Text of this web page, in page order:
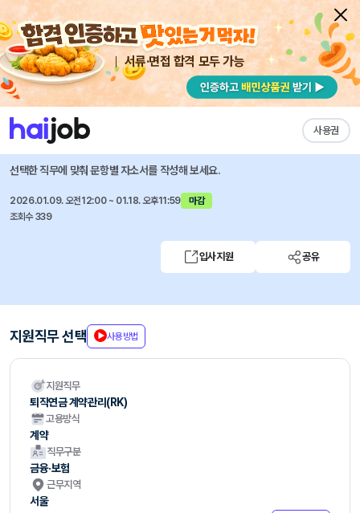
서류·면접 합격 모두 가능
사용권
채용공고 자소서 자유항목 자소서 내 작성목록
IM증권 즐겨찾기
iM증권 각 부문별 신입, 경력직 채용
선택한 직무에 맞춰 문항별 자소서를 작성해 보세요.
2026.01.09. 오전12:00 ~ 01.18. 오후11:59
마감
조회수 339
입사지원 공유
지원직무 선택 사용방법
지원직무
퇴직연금 계약관리(RK)
고용방식
계약
직무구분
금융·보험
근무지역
서울